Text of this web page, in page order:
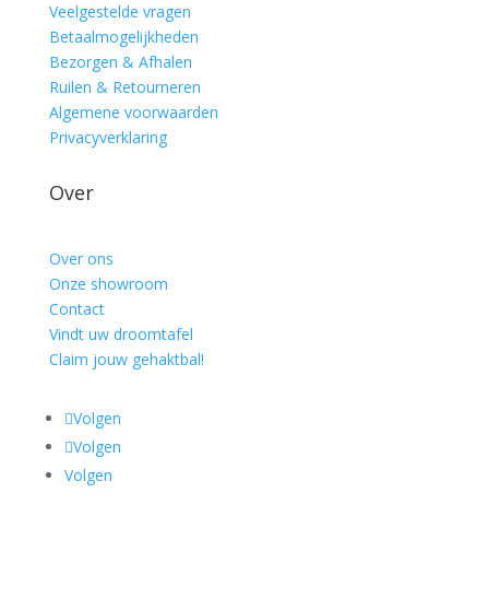
Veelgestelde vragen
Betaalmogelijkheden
Bezorgen & Afhalen
Ruilen & Retourneren
Algemene voorwaarden
Privacyverklaring
Over
Over ons
Onze showroom
Contact
Vindt uw droomtafel
Claim jouw gehaktbal!
Volgen
Volgen
Volgen